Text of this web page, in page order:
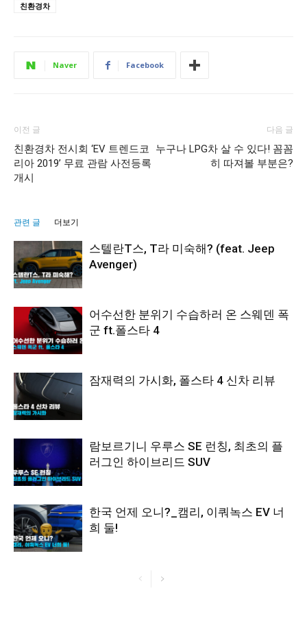
친환경차
Naver Facebook
이전 글
친환경차 전시회 ‘EV 트렌드코
리아 2019’ 무료 관람 사전등록
개시
다음 글
누구나 LPG차 살 수 있다! 꼼꼼
히 따져볼 부분은?
관련 글 더보기
스텔란T스, T라 미숙해? (feat. Jeep
Avenger)
어수선한 분위기 수습하러 온 스웨덴 폭
군 ft.폴스타 4
잠재력의 가시화, 폴스타 4 신차 리뷰
람보르기니 우루스 SE 런칭, 최초의 플
러그인 하이브리드 SUV
한국 언제 오니?_캠리, 이쿼녹스 EV 너
희 둘!